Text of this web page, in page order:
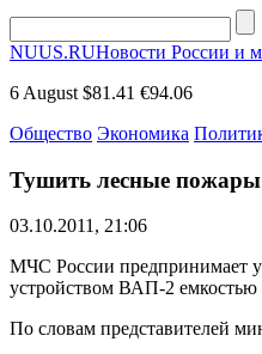
NUUS.RUНовости России и
6 August $81.41 €94.06
Общество Экономика
Тушить лесные пожары
03.10.2011, 21:06
МЧС России предпринимает
устройством ВАП-2 емкостью
По словам представителей